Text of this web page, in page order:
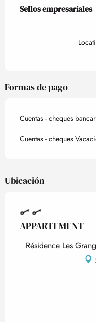
Sellos empresariales
Sellos empresariales
Formas de pago
Cuentas - cheques
Cuentas - cheques
Ubicación
APPARTEMENT
Résidence Les